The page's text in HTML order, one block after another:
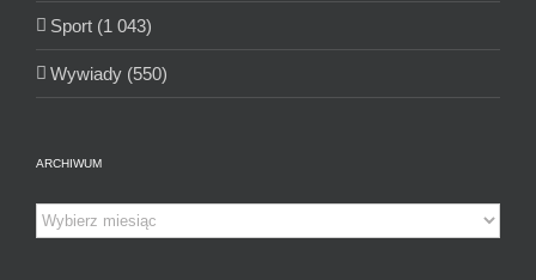
Sport (1 043)
Wywiady (550)
ARCHIWUM
Archiwum